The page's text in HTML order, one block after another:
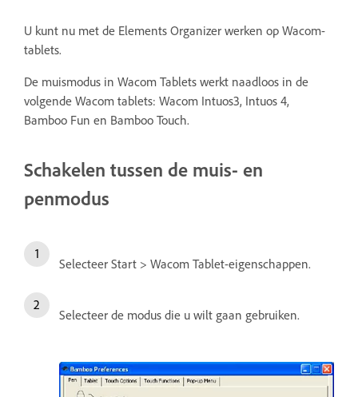
U kunt nu met de Elements Organizer werken op Wacom-
tablets.
De muismodus in Wacom Tablets werkt naadloos in de
volgende Wacom tablets: Wacom Intuos3, Intuos 4,
Bamboo Fun en Bamboo Touch.
Schakelen tussen de muis- en
penmodus
Selecteer Start > Wacom Tablet-eigenschappen.
Selecteer de modus die u wilt gaan gebruiken.